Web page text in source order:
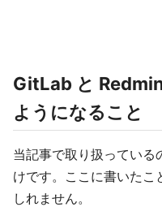
GitLab と
ようになること
当記事で取り扱っている
けです。ここに書いたこ
しれません。